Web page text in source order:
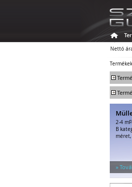
Nettó
Termékek
+
Széfek
+
2-4
B
méret,
»